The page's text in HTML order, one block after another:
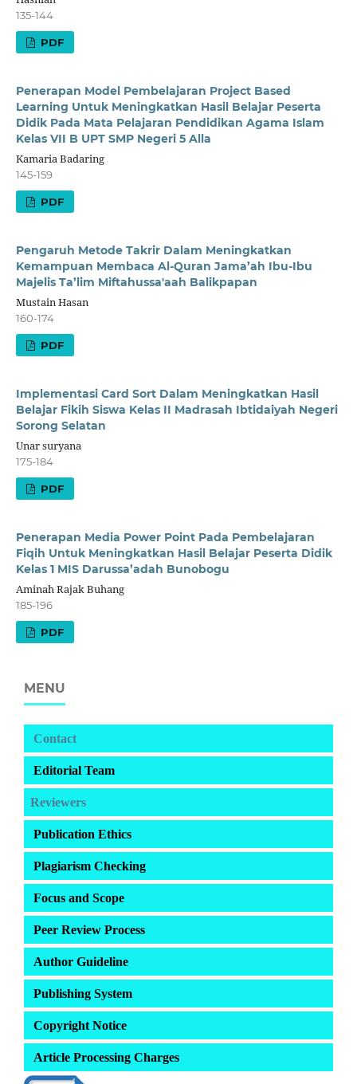
135-144
PDF
Penerapan Model Pembelajaran Project Based
Learning Untuk Meningkatkan Hasil Belajar Peserta
Didik Pada Mata Pelajaran Pendidikan Agama Islam
Kelas VII B UPT SMP Negeri 5 Alla
Kamaria Badaring
145-159
PDF
Pengaruh Metode Takrir Dalam Meningkatkan
Kemampuan Membaca Al-Quran Jama’ah Ibu-Ibu
Majelis Ta’lim Miftahussa'aah Balikpapan
Mustain Hasan
160-174
PDF
Implementasi Card Sort Dalam Meningkatkan Hasil
Belajar Fikih Siswa Kelas II Madrasah Ibtidaiyah Negeri
Sorong Selatan
Unar suryana
175-184
PDF
Penerapan Media Power Point Pada Pembelajaran
Fiqih Untuk Meningkatkan Hasil Belajar Peserta Didik
Kelas 1 MIS Darussa’adah Bunobogu
Aminah Rajak Buhang
185-196
PDF
MENU
Contact
Editorial Team
Reviewers
Publication Ethics
Plagiarism Checking
Focus and Scope
Peer Review Process
Author Guideline
Publishing System
Copyright Notice
Article Processing Charges